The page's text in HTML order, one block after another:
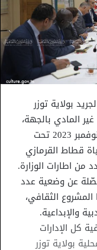
بولاية توزر
المادي بالجهة،
محور جلسة عمل التأمت اليوم الجمعة 24 نوفمبر 2023 تحت
قطاط القرمازي
من اطارات الوزارة.
عن وضعية عدد
المشروع الثقافي،
والإبداعية.
كل الإدارات
بولاية توزر